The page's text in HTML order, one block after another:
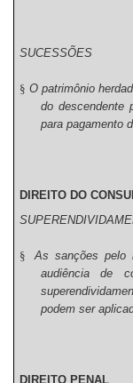
SUCESSÕES
§ O patrimônio
do descendente
para pagamento
DIREITO DO
§
As sanções pelo
audiência de
podem ser
DIREITO PENAL